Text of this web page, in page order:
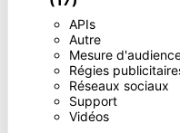
APIs
Autre
Mesure
Régies
Réseaux sociaux
Support
Vidéos
** The personal data
contacting you. They are
rights of access, rectification,
withdrawal of your consent at
complaint with a supervisory